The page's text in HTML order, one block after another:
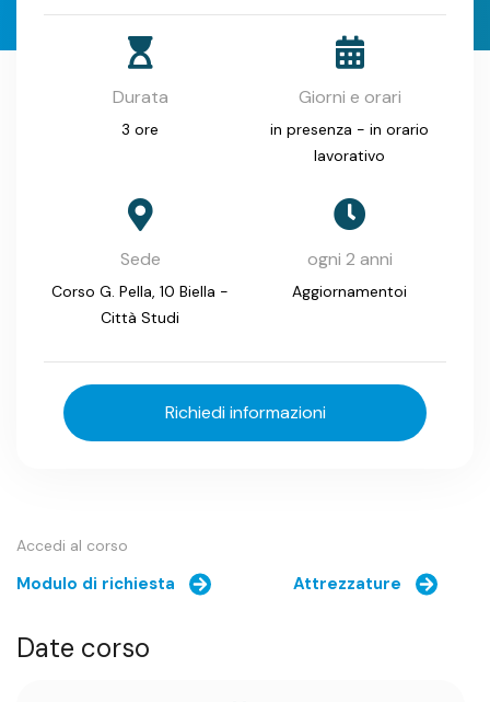
Durata
3 ore
Giorni e orari
in presenza - in orario
lavorativo
Sede
Corso G. Pella, 10 Biella -
Città Studi
ogni 2 anni
Aggiornamentoi
Richiedi informazioni
Accedi al corso
Modulo di richiesta Attrezzature
Date corso